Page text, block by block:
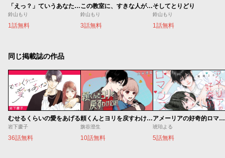
「えっ？」ていうあなたの癖がかわいくて
鈴山もり
1話無料
この教室に、すきな人がいます。
鈴山もり
3話無料
そしてとりどり
鈴山もり
1話無料
同じ掲載誌の作品
むせるくらいの愛をあげる
岩下慶子
36話無料
頼くんとヨリを戻すわけには！
旗谷澄生
10話無料
アメーリアの好奇的ロマンス
琥珀よる
5話無料